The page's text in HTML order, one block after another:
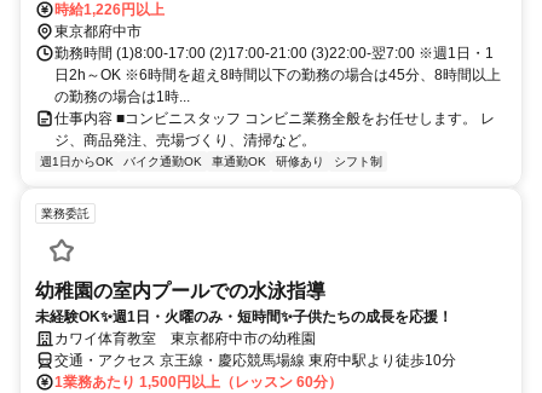
時給1,226円以上
東京都府中市
勤務時間 (1)8:00-17:00 (2)17:00-21:00 (3)22:00-翌7:00 ※週1日・1
日2h～OK ※6時間を超え8時間以下の勤務の場合は45分、8時間以上
の勤務の場合は1時...
仕事内容 ■コンビニスタッフ コンビニ業務全般をお任せします。 レ
ジ、商品発注、売場づくり、清掃など。
週1日からOK バイク通勤OK 車通勤OK 研修あり シフト制
業務委託
幼稚園の室内プールでの水泳指導
未経験OK✨週1日・火曜のみ・短時間✨子供たちの成長を応援！
カワイ体育教室 東京都府中市の幼稚園
交通・アクセス 京王線・慶応競馬場線 東府中駅より徒歩10分
1業務あたり 1,500円以上（レッスン 60分）